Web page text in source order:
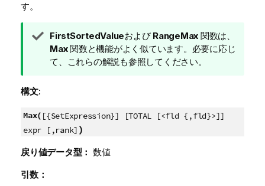
す。
ヒ
ン
ト
FirstSortedValueおよびRangeMax 関数は、
Max関数と機能がよく似ています。必要に応じ
て、これらの解説も参照してください。
構文:
Max( [{SetExpression}] [TOTAL [<fld {,fld}>]]
expr [,rank] )
戻り値データ型： 数値
引数：